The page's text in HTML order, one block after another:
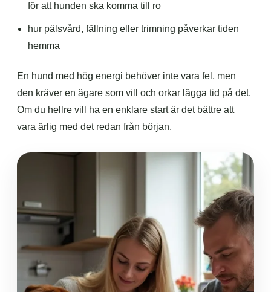
för att hunden ska komma till ro
hur pälsvård, fällning eller trimning påverkar tiden
hemma
En hund med hög energi behöver inte vara fel, men
den kräver en ägare som vill och orkar lägga tid på det.
Om du hellre vill ha en enklare start är det bättre att
vara ärlig med det redan från början.